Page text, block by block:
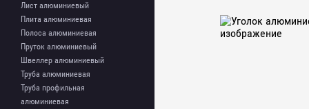
Лист алюминиевый
Плита алюминиевая
Полоса алюминиевая
Пруток алюминиевый
Швеллер алюминиевый
Труба алюминиевая
Труба профильная
алюминиевая